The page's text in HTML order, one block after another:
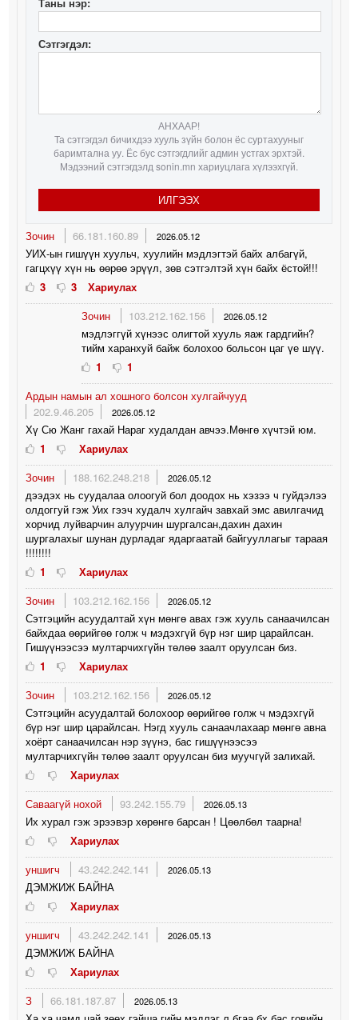
Таны нэр:
Сэтгэгдэл:
АНХААР!
Та сэтгэгдэл бичихдээ хууль зүйн болон ёс суртахууныг
баримтална уу. Ёс бус сэтгэгдлийг админ устгах эрхтэй.
Мэдээний сэтгэгдэлд sonin.mn хариуцлага хүлээхгүй.
ИЛГЭЭХ
Зочин 66.181.160.89 2026.05.12
УИХ-ын гишүүн хуульч, хуулийн мэдлэгтэй байх албагүй,
гагцхүү хүн нь өөрөө эрүүл, зөв сэтгэлтэй хүн байх ёстой!!!
3
3
Хариулах
Зочин
103.212.162.156 2026.05.12
мэдлэггүй хүнээс олигтой хууль яаж гардгийн?
тийм харанхуй байж болохоо больсон цаг үе шүү.
1
1
Ардын намын ал хошного болсон хулгайчууд
202.9.46.205
2026.05.12
Хү Сю Жанг гахай Нараг худалдан авчээ.Мөнгө хүчтэй юм.
1
Хариулах
Зочин
188.162.248.218 2026.05.12
дээдэх нь суудалаа олоогуй бол доодох нь хэзээ ч гуйдэлээ
олдоггуй гэж Уих гээч худалч хулгайч завхай эмс авилгачид
хорчид луйварчин алуурчин шургалсан,дахин дахин
шургалахыг шунан дурладаг ядаргаатай байгууллагыг тараая
!!!!!!!!
1
Хариулах
Зочин
103.212.162.156 2026.05.12
Сэтгэцийн асуудалтай хүн мөнгө авах гэж хууль санаачилсан
байхдаа өөрийгөө голж ч мэдэхгүй бүр нэг шир царайлсан.
Гишүүнээсээ мултарчихгүйн төлөө заалт оруулсан биз.
1
Хариулах
Зочин
103.212.162.156 2026.05.12
Сэтгэцийн асуудалтай болохоор өөрийгөө голж ч мэдэхгүй
бүр нэг шир царайлсан. Нэгд хууль санаачлахаар мөнгө авна
хоёрт санаачилсан нэр зүүнэ, бас гишүүнээсээ
мултарчихгүйн төлөө заалт оруулсан биз муучгүй залихай.
Хариулах
Саваагүй нохой
93.242.155.79 2026.05.13
Их хурал гэж эрээвэр хөрөнгө барсан ! Цөөлбөл таарна!
Хариулах
уншигч
43.242.242.141 2026.05.13
ДЭМЖИЖ БАЙНА
Хариулах
уншигч
43.242.242.141 2026.05.13
ДЭМЖИЖ БАЙНА
Хариулах
З
66.181.187.87 2026.05.13